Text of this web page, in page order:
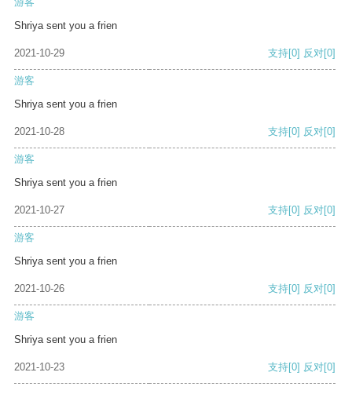
Shriya sent you a frien
2021-10-29 支持[0] 反对[0]
游客
Shriya sent you a frien
2021-10-28 支持[0] 反对[0]
游客
Shriya sent you a frien
2021-10-27 支持[0] 反对[0]
游客
Shriya sent you a frien
2021-10-26 支持[0] 反对[0]
游客
Shriya sent you a frien
2021-10-23 支持[0] 反对[0]